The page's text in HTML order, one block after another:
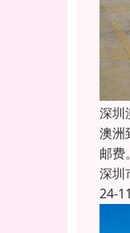
深圳
澳洲
邮费
深圳
24-